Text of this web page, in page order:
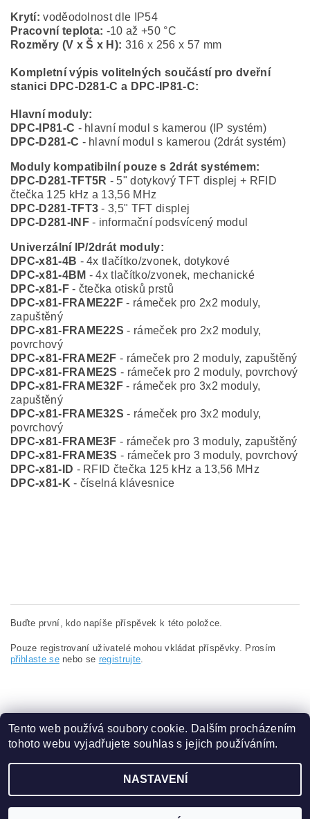
Krytí: voděodolnost dle IP54
Pracovní teplota: -10 až +50 °C
Rozměry (V x Š x H): 316 x 256 x 57 mm
Kompletní výpis volitelných součástí pro dveřní
stanici DPC-D281-C a DPC-IP81-C:
Hlavní moduly:
DPC-IP81-C - hlavní modul s kamerou (IP systém)
DPC-D281-C - hlavní modul s kamerou (2drát systém)
Moduly kompatibilní pouze s 2drát systémem:
DPC-D281-TFT5R - 5" dotykový TFT displej + RFID
čtečka 125 kHz a 13,56 MHz
DPC-D281-TFT3 - 3,5" TFT displej
DPC-D281-INF- informační podsvícený modul
Univerzální IP/2drát moduly:
DPC-x81-4B - 4x tlačítko/zvonek, dotykové
DPC-x81-4BM - 4x tlačítko/zvonek, mechanické
DPC-x81-F- čtečka otisků prstů
DPC-x81-FRAME22F - rámeček pro 2x2 moduly,
zapuštěný
DPC-x81-FRAME22S - rámeček pro 2x2 moduly,
povrchový
DPC-x81-FRAME2F - rámeček pro 2 moduly, zapuštěný
DPC-x81-FRAME2S - rámeček pro 2 moduly, povrchový
DPC-x81-FRAME32F - rámeček pro 3x2 moduly,
zapuštěný
DPC-x81-FRAME32S - rámeček pro 3x2 moduly,
povrchový
DPC-x81-FRAME3F - rámeček pro 3 moduly, zapuštěný
DPC-x81-FRAME3S - rámeček pro 3 moduly, povrchový
DPC-x81-ID - RFID čtečka 125 kHz a 13,56 MHz
DPC-x81-K - číselná klávesnice
Buďte první, kdo napíše příspěvek k této položce.
Pouze registrovaní uživatelé mohou vkládat příspěvky. Prosím
přihlaste senebo se registrujte.
Obchodní podmínky | Ochrana osobních údajů
2026 ©eshop.VAKAP.cz, všechna práva vyhrazena
Tento web používá soubory cookie. Dalším procházením
tohoto webu vyjadřujete souhlas s jejich používáním.
NASTAVENÍ